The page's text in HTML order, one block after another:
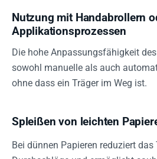
Nutzung mit Handabrollern
Applikationsprozessen
Die hohe Anpassungsfähigkeit
sowohl manuelle als auch
ohne dass ein Träger im Weg ist.
Spleißen von leichten
Bei dünnen Papieren reduziert